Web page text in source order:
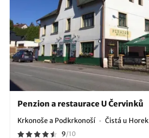
Penzion a restaurace U Červinků
Krkonoše a Podkrkonoší Čistá u Horek
9/10